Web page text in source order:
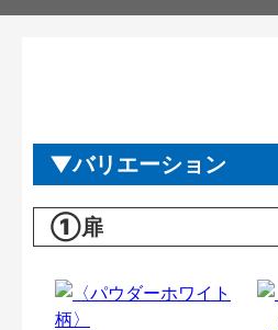
バリエーション
①扉